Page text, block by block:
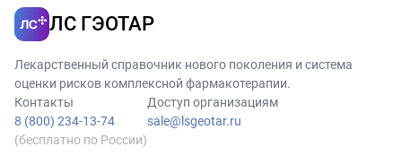
ЛС ГЭОТАР
Лекарственный справочник нового поколения и система
оценки рисков комплексной фармакотерапии.
Контакты
8 (800) 234-13-74
(бесплатно по России)
Доступ организациям
sale@lsgeotar.ru